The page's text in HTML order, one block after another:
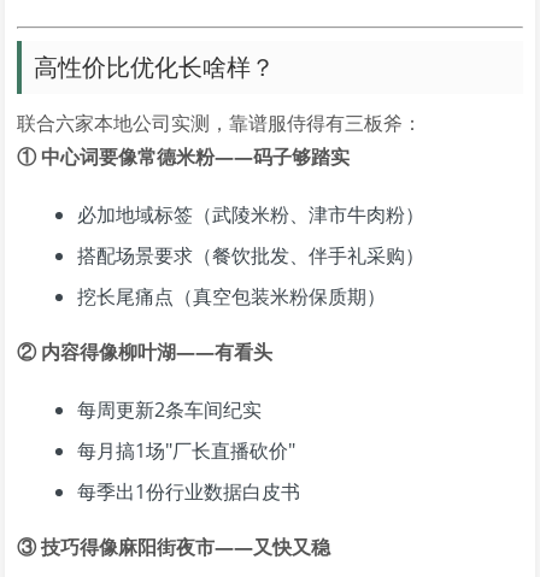
高性价比优化长啥样？
联合六家本地公司实测，靠谱服侍得有三板斧：
① 中心词要像常德米粉——码子够踏实
必加地域标签（武陵米粉、津市牛肉粉）
搭配场景要求（餐饮批发、伴手礼采购）
挖长尾痛点（真空包装米粉保质期）
② 内容得像柳叶湖——有看头
每周更新2条车间纪实
每月搞1场"厂长直播砍价"
每季出1份行业数据白皮书
③ 技巧得像麻阳街夜市——又快又稳